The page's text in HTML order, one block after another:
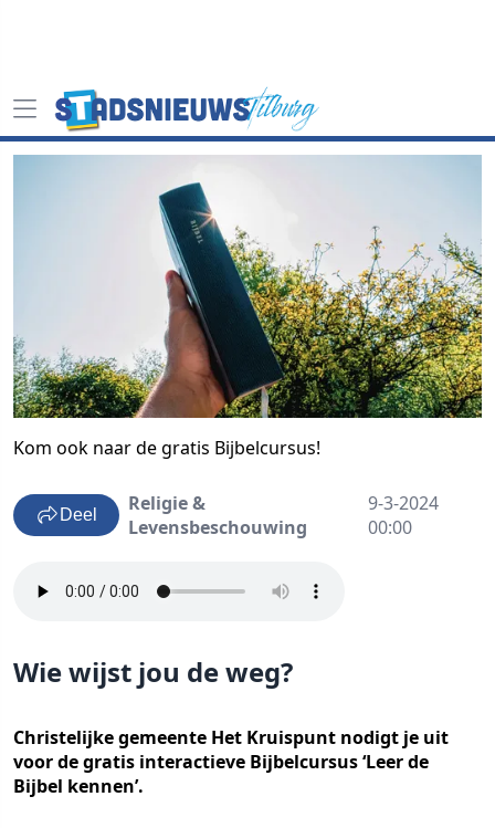
Kom ook naar de gratis Bijbelcursus!
Deel
Religie &
Levensbeschouwing
9-3-2024
00:00
Wie wijst jou de weg?
Christelijke gemeente Het Kruispunt nodigt je uit
voor de gratis interactieve Bijbelcursus ‘Leer de
Bijbel kennen’.